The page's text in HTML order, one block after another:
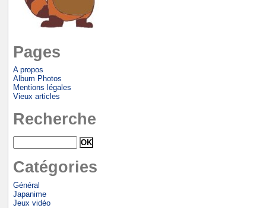
Pages
A propos
Album Photos
Mentions légales
Vieux articles
Recherche
Catégories
Général
Japanime
Jeux vidéo